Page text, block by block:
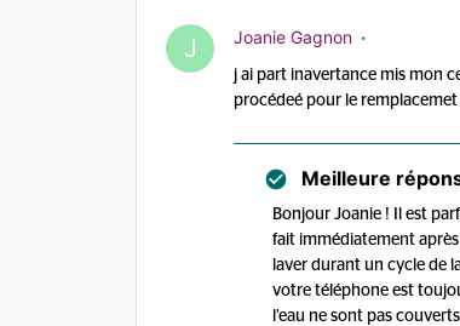
J Joanie Gagnon
j ai part inavertance mis mon
procédeé pour le
Meilleure
Bonjour Joanie ! Il est
fait immédiatement après
laver durant un cycle de
votre téléphone est
l’eau ne sont pas